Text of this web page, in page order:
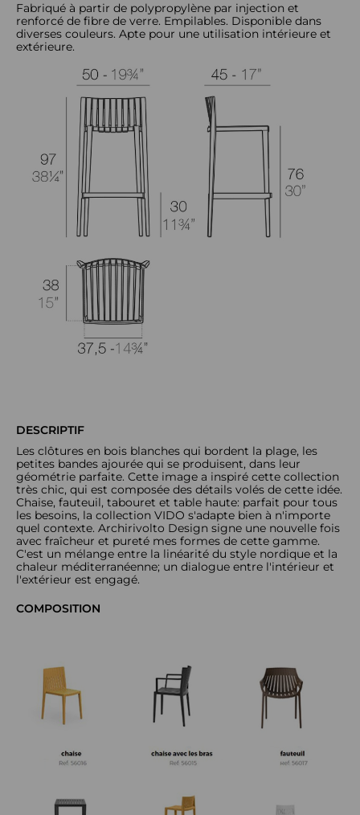
Fabriqué à partir de polypropylène par injection et
renforcé de fibre de verre. Empilables. Disponible dans
diverses couleurs. Apte pour une utilisation intérieure et
extérieure.
DESCRIPTIF
Les clôtures en bois blanches qui bordent la plage, les
petites bandes ajourée qui se produisent, dans leur
géométrie parfaite. Cette image a inspiré cette collection
très chic, qui est composée des détails volés de cette idée.
Chaise, fauteuil, tabouret et table haute: parfait pour tous
les besoins, la collection VIDO s'adapte bien à n'importe
quel contexte. Archirivolto Design signe une nouvelle fois
avec fraîcheur et pureté mes formes de cette gamme.
C'est un mélange entre la linéarité du style nordique et la
chaleur méditerranéenne; un dialogue entre l'intérieur et
l'extérieur est engagé.
COMPOSITION